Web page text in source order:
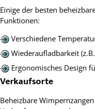
Einige der besten
Funktionen:
Verschiedene
Wiederaufladbarkeit
Ergonomisches Design
Verkaufsorte
Beheizbare